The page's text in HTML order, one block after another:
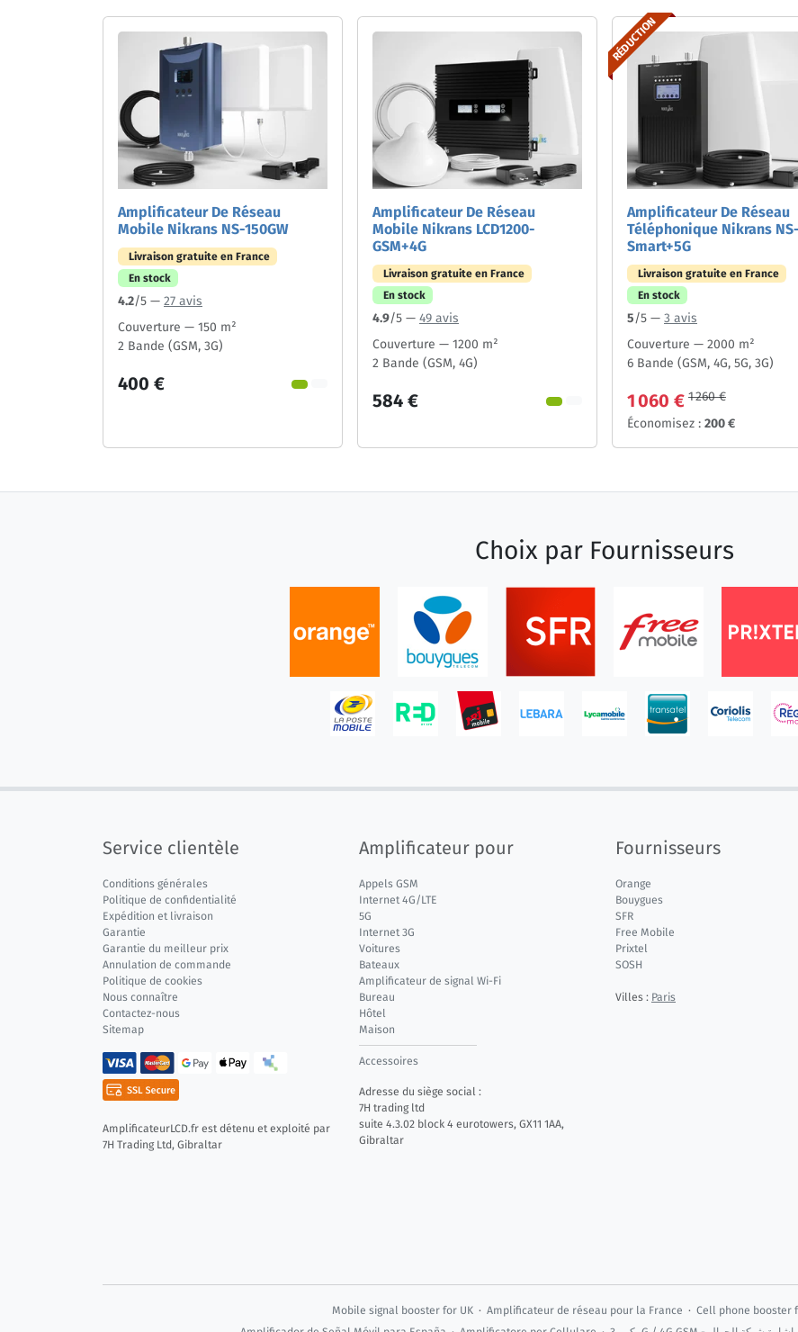
Amplificateur De Réseau
Mobile Nikrans NS-150GW
Livraison gratuite en France
En stock
4.2/5 — 27 avis
Couverture — 150 m²
2 Bande (GSM, 3G)
400 €
Amplificateur De Réseau
Mobile Nikrans LCD1200-
GSM+4G
Livraison gratuite en France
En stock
4.9/5 — 49 avis
Couverture — 1200 m²
2 Bande (GSM, 4G)
584 €
RÉDUCTION
Amplificateur De Réseau
Téléphonique Nikrans
Smart+5G
Livraison gratuite en France
En stock
5/5 — 3 avis
Couverture — 2000 m²
6 Bande (GSM, 4G, 5G, 3G)
1 060 € 1 260 €
Économisez : 200 €
Choix par Fournisseurs
Service clientèle
Conditions générales
Politique de confidentialité
Expédition et livraison
Garantie
Garantie du meilleur prix
Annulation de commande
Politique de cookies
Nous connaître
Contactez-nous
Sitemap
AmplificateurLCD.fr est détenu et exploité par
7H Trading Ltd, Gibraltar
Amplificateur pour
Appels GSM
Internet 4G/LTE
5G
Internet 3G
Voitures
Bateaux
Amplificateur de signal Wi-Fi
Bureau
Hôtel
Maison
Accessoires
Adresse du siège social :
7H trading ltd
suite 4.3.02 block 4 eurotowers, GX11 1AA,
Gibraltar
Fournisseurs
Orange
Bouygues
SFR
Free Mobile
Prixtel
SOSH
Villes : Paris
Mobile signal booster for UK· Amplificateur de réseau pour la France · Cell phone booster